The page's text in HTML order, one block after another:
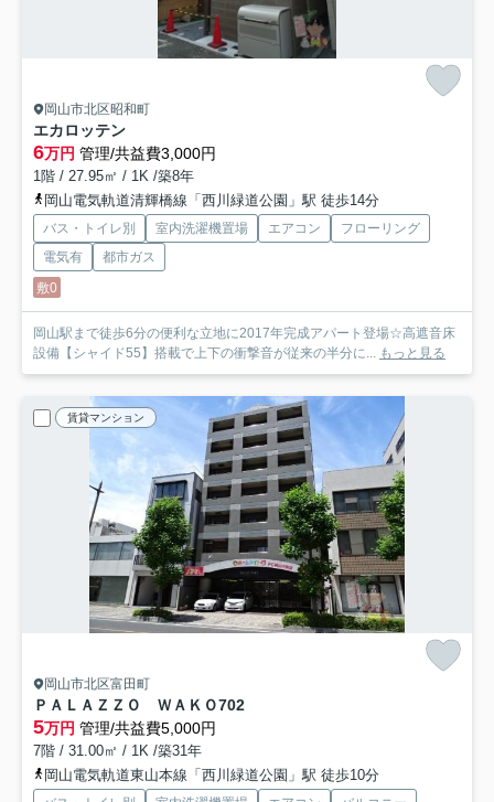
岡山市北区昭和町
エカロッテン
6万円 管理/共益費3,000円
1階 / 27.95㎡ / 1K /築8年
岡山電気軌道清輝橋線「西川緑道公園」駅 徒歩14分
バス・トイレ別 室内洗濯機置場 エアコン
フローリング
電気有
都市ガス
敷0
岡山駅まで徒歩6分の便利な立地に2017年完成アパート登場☆高遮音床
設備【シャイド55】搭載で上下の衝撃音が従来の半分に... もっと見る
賃貸マンション
岡山市北区富田町
ＰＡＬＡＺＺＯ ＷＡＫＯ702
5万円 管理/共益費5,000円
7階 / 31.00㎡ / 1K /築31年
岡山電気軌道東山本線「西川緑道公園」駅 徒歩10分